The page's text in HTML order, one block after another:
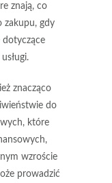
znają, co
zakupu, gdy
znacząco
do
które
wzroście
prowadzić